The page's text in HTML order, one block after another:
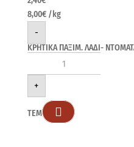
8,00€ /kg
-
ΚΡΗΤΙΚΑ ΠΑΞΙΜ. ΛΑΔΙ-
+
ΤΕΜ 